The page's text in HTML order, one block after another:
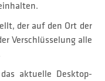
der auf den Ort der
Verschlüsselung alle
aktuelle Desktop-